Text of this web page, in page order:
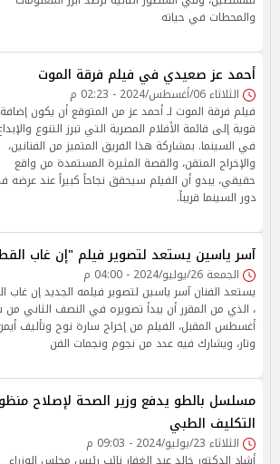
والمحطات في حياته
أحمد عز صعيدي في فيلم فرقة الموت
الثلاثاء 06/أغسطس/2024 - 02:23 م
فيلم فرقة الموت لـ أحمد عز من المتوقع أن يكون إضافة
قوية إلى قائمة الأفلام المصرية التي تبرز التنوع
في السينما. بمشاركة هذا الفريق المتميز من الفنانين،
والإخراج المتقن، والقصة المثيرة المستمدة من واقع
حقيقي، يبدو أن الفيلم سيحقق نجاحاً كبيراً عند عرضه
دور السينما قريباً.
آسر ياسين يستعد لتصوير فيلم "إن غاب
الجمعة 26/يوليو/2024 - 04:00 م
يستعد الفنان آسر ياسين لتصوير فيلمه الجديد إن غاب
، الذي من المقرر أن يبدأ تصويره في النصف الثاني
أغسطس المقبل، الفيلم من إخراج سارة نوح وتأليف
وتار، ويشارك فيه عدد من نجوم ونجمات الفن
مسلسل بالطو يدفع وزير الصحة لإصلاح
التكليف الطبي
الثلاثاء 23/يوليو/2024 - 09:03 م